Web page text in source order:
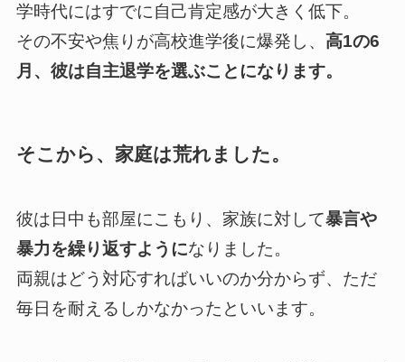
学時代にはすでに自己肯定感が大きく低下。
その不安や焦りが高校進学後に爆発し、 高1の6
月、彼は自主退学を選ぶことになります。
そこから、家庭は荒れました。
彼は日中も部屋にこもり、家族に対して暴言や
暴力を繰り返すようになりました。
両親はどう対応すればいいのか分からず、ただ
毎日を耐えるしかなかったといいます。